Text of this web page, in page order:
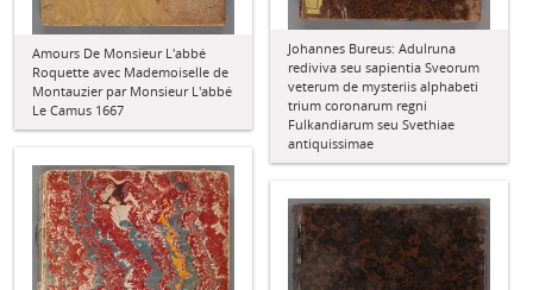
Johannes Bureus: Adulruna
rediviva seu sapientia Sveorum
veterum de mysteriis alphabeti
trium coronarum regni
Fulkandiarum seu Svethiae
antiquissimae
Amours De Monsieur L'abbé
Roquette avec Mademoiselle de
Montauzier par Monsieur L'abbé
Le Camus 1667